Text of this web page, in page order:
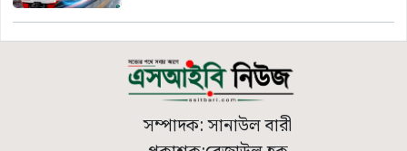
সম্পাদক: সানাউল বারী